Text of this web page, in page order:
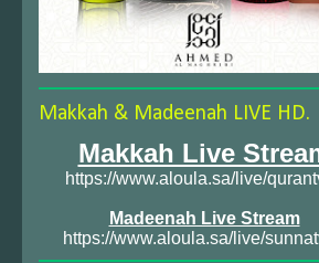
Makkah & Madeenah LIVE HD.
Makkah Live
https://www.aloula.sa/live/
Madeenah Live Stream
https://www.aloula.sa/live/